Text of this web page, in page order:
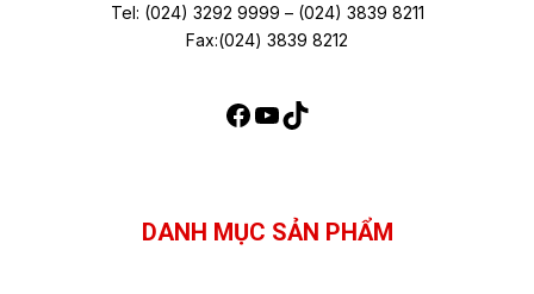
Tel: (024) 3292 9999 – (024) 3839 8211
Fax:(024) 3839 8212
DANH MỤC SẢN PHẨM